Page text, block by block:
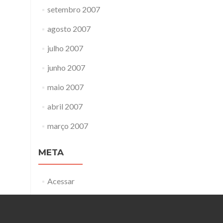
setembro 2007
agosto 2007
julho 2007
junho 2007
maio 2007
abril 2007
março 2007
META
Acessar